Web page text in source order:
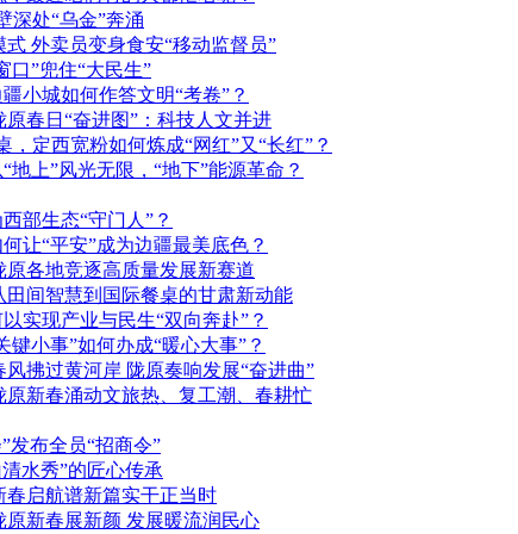
深处“乌金”奔涌
外卖员变身食安“移动监督员”
口”兜住“大民生”
小城如何作答文明“考卷”？
春日“奋进图”：科技人文并进
，定西宽粉如何炼成“网红”又“长红”？
地上”风光无限，“地下”能源革命？
部生态“守门人”？
让“平安”成为边疆最美底色？
原各地竞逐高质量发展新赛道
田间智慧到国际餐桌的甘肃新动能
实现产业与民生“双向奔赴”？
键小事”如何办成“暖心大事”？
拂过黄河岸 陇原奏响发展“奋进曲”
原新春涌动文旅热、复工潮、春耕忙
发布全员“招商令”
水秀”的匠心传承
春启航谱新篇实干正当时
原新春展新颜 发展暖流润民心